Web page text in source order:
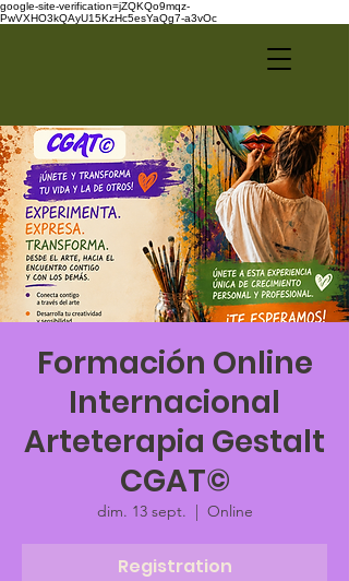
google-site-verification=jZQKQo9mqz-
PwVXHO3kQAyU15KzHc5esYaQg7-a3vOc
Formación Online
Internacional
Arteterapia Gestalt
CGAT©
dim. 13 sept.
  |
Online
Registration